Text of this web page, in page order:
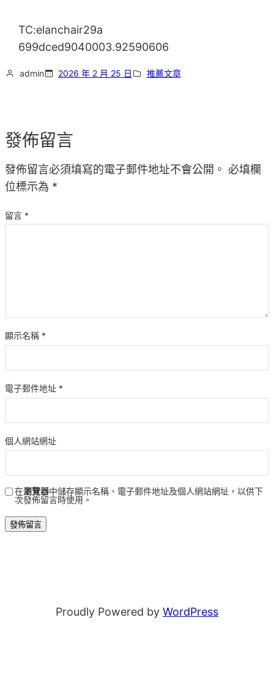
TC:elanchair29a
699dced9040003.92590606
admin 2026 年 2 月 25 日 推薦文章
發佈留言
發佈留言必須填寫的電子郵件地址不會公開。 必填欄
位標示為 *
留言 *
顯示名稱 *
電子郵件地址 *
個人網站網址
在瀏覽器中儲存顯示名稱、電子郵件地址及個人網站網址，以供下
次發佈留言時使用。
Proudly Powered by WordPress